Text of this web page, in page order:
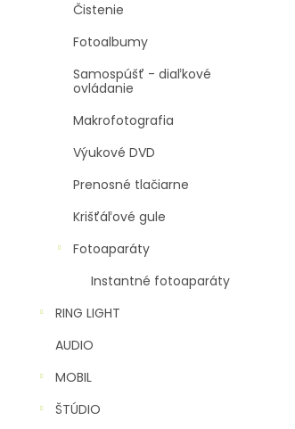
Čistenie
Fotoalbumy
Samospúšť - diaľkové
ovládanie
Makrofotografia
Výukové DVD
Prenosné tlačiarne
Krišťáľové gule
Fotoaparáty
Instantné fotoaparáty
RING LIGHT
AUDIO
MOBIL
ŠTÚDIO